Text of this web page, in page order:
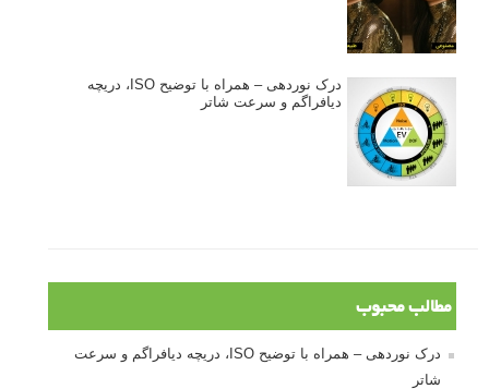
درک نوردهی – همراه با توضیح ISO، دریچه
دیافراگم و سرعت شاتر
مطالب محبوب
درک نوردهی – همراه با توضیح ISO، دریچه دیافراگم و سرعت
شاتر